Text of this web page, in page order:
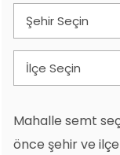
Mahalle semt
önce şehir ve ilçe